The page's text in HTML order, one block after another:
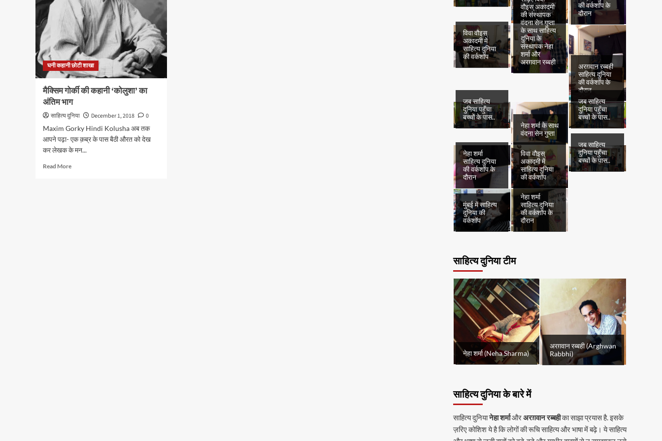
घनी कहानी छोटी शाखा
मैक्सिम गोर्की की कहानी ‘कोलुशा’ का
अंतिम भाग
साहित्य दुनिया December 1, 2018
0
Maxim Gorky Hindi Kolusha अब तक
आपने पढ़ा- एक क़ब्र के पास बैठी औरत को देख
कर लेखक के मन...
Read MoreRead
प्रोग्राम के बाद
ली गयी तस्वीर
की वर्कशॉप के
दौरान
विवा वौइस्
अकादमी में
साहित्य दुनिया
की वर्कशॉप
वौइस् अकादमी
की संस्थापक
वंदना सेन गुप्ता
के साथ साहित्य
दुनिया के
संस्थापक नेहा
शर्मा और
अरग़वान रब्बही
अरग़वान रब्बही
साहित्य दुनिया
की वर्कशॉप के
दौरान
जब साहित्य
दुनिया पहुँचा
बच्चों के पास..
नेहा शर्मा के साथ
वंदना सेन गुप्ता
जब साहित्य
दुनिया पहुँचा
बच्चों के पास..
नेहा शर्मा
साहित्य दुनिया
की वर्कशॉप के
दौरान
विवा वौइस्
अकादमी में
साहित्य दुनिया
की वर्कशॉप
जब साहित्य
दुनिया पहुँचा
बच्चों के पास..
मुंबई में साहित्य
दुनिया की
वर्कशॉप
नेहा शर्मा
साहित्य दुनिया
की वर्कशॉप के
दौरान
साहित्य दुनिया टीम
नेहा शर्मा (Neha Sharma)
अरग़वान रब्बही (Arghwan
Rabbhi)
साहित्य दुनिया के बारे में
साहित्य दुनियानेहा शर्माऔरअरग़वान रब्बहीका साझा प्रयास है. इसके
ज़रिए कोशिश ये है कि लोगों की रूचि साहित्य और भाषा में बढ़े। ये साहित्य